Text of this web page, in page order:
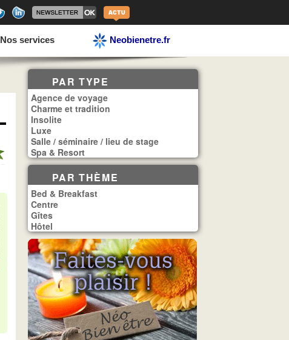
Nos services Neobienetre.fr
PAR TYPE
Agence de voyage
Charme et tradition
Insolite
Luxe
Salle / séminaire / lieu de stage
Spa & Resort
PAR THÈME
Bed & Breakfast
Centre
Gîtes
Hôtel